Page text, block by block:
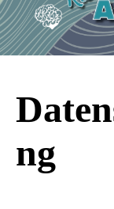
ng